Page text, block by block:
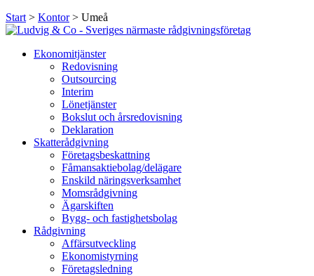
Start > Kontor> Umeå
Ekonomitjänster
Redovisning
Outsourcing
Interim
Lönetjänster
Bokslut och årsredovisning
Deklaration
Skatterådgivning
Företagsbeskattning
Fåmansaktiebolag/delägare
Enskild näringsverksamhet
Momsrådgivning
Ägarskiften
Bygg- och fastighetsbolag
Rådgivning
Affärsutveckling
Ekonomistyrning
Företagsledning